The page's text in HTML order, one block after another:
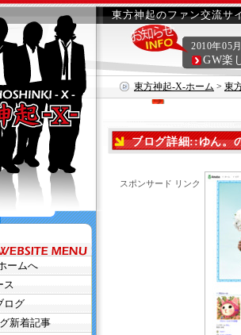
東方神起のファン交流サ
東方神起-X-ホーム > 東
2010年05
GW楽
ブログ詳細::ゆん。
スポンサード リンク
ームへ
ス
ログ
新着記事